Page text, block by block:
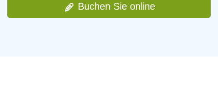
Buchen Sie online